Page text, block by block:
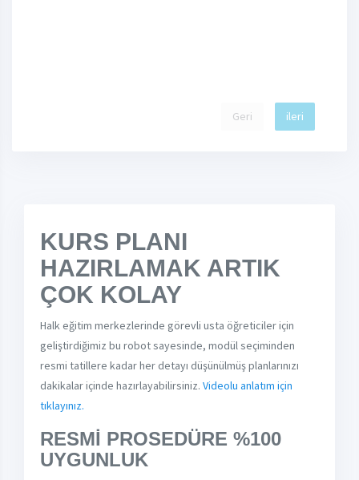
Geri ileri
KURS PLANI
HAZIRLAMAK ARTIK
ÇOK KOLAY
Halk eğitim merkezlerinde görevli usta öğreticiler için
geliştirdiğimiz bu robot sayesinde, modül seçiminden
resmi tatillere kadar her detayı düşünülmüş planlarınızı
dakikalar içinde hazırlayabilirsiniz. Videolu anlatım için
tıklayınız.
RESMİ PROSEDÜRE %100
UYGUNLUK